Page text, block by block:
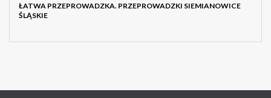
ŁATWA PRZEPROWADZKA. PRZEPROWADZKI SIEMIANOWICE
ŚLĄSKIE